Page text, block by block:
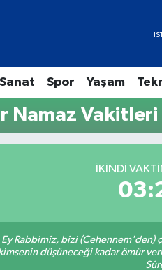
Spor Yaşam
Namaz Vakitleri
İKINDI
Rabbimiz, bizi (Cehennem'den)
düşüneceği kadar ömür